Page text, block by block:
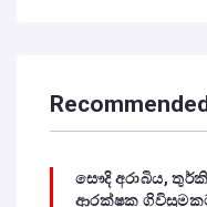
සෞදි අරාබිය,
ආරක්ෂක